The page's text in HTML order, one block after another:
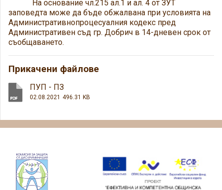
На основание чл.215 ал.1 и ал. 4 от ЗУТ
заповедта може да бъде обжалвана при условията на
Административнопроцесуалния кодекс пред
Административен съд гр. Добрич в 14-дневен срок от
съобщаването.
Прикачени файлове
ПУП - ПЗ
02.08.2021 496.31 KB